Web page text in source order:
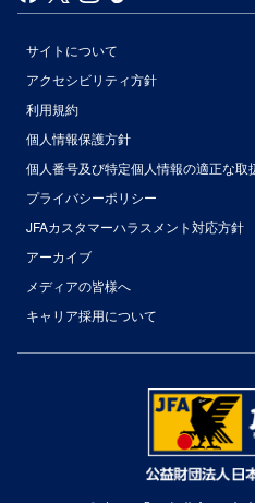
サイトについて
アクセシビリティ方針
利用規約
個人情報保護方針
個人番号及び特定個人情報の適正な
プライバシーポリシー
JFAカスタマーハラスメント対応方針
アーカイブ
メディアの皆様へ
キャリア採用について